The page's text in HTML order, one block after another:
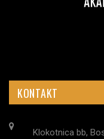
KONTAKT
Klokotnica bb,